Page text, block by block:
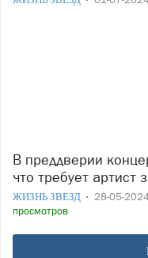
В преддверии концертов Басты на Вологодчине:
что требует артист
ЖИЗНЬ ЗВЕЗД 28-05-
просмотров